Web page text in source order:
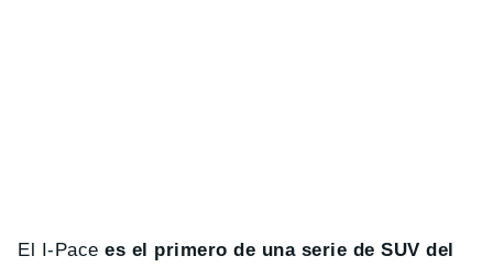
El I-Pacees el primero de una serie de SUV del